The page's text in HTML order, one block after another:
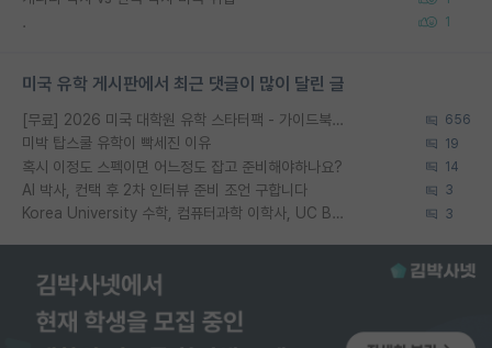
. 1
미국 유학 게시판에서 최근 댓글이 많이 달린 글
[무료] 2026 미국 대학원 유학 스타터팩 - 가이드북 & 합격자 컨택메일 템플릿 656
미박 탑스쿨 유학이 빡세진 이유 19
혹시 이정도 스펙이면 어느정도 잡고 준비해야하나요? 14
AI 박사, 컨택 후 2차 인터뷰 준비 조언 구합니다 3
Korea University 수학, 컴퓨터과학 이학사, UC Berkeley 산업공학 대학원 공학박사가 되는 것은 쉽지 않겠죠? 3